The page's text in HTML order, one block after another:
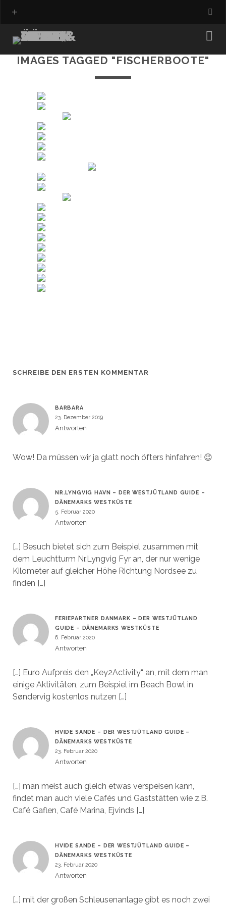
IMAGES TAGGED "FISCHERBOOTE"
SCHREIBE DEN ERSTEN KOMMENTAR
BARBARA
23. Dezember 2019
Antworten
Wow! Da müssen wir ja glatt noch öfters hinfahren! 😉
NR.LYNGVIG HAVN – DER WESTJÜTLAND GUIDE –
DÄNEMARKS WESTKÜSTE
5. Februar 2020
Antworten
[…] Besuch bietet sich zum Beispiel zusammen mit
dem Leuchtturm Nr.Lyngvig Fyr an, der nur wenige
Kilometer auf gleicher Höhe Richtung Nordsee zu
finden […]
FERIEPARTNER DANMARK – DER WESTJÜTLAND
GUIDE – DÄNEMARKS WESTKÜSTE
6. Februar 2020
Antworten
[…] Euro Aufpreis den „Key2Activity“ an, mit dem man
einige Aktivitäten, zum Beispiel im Beach Bowl in
Søndervig kostenlos nutzen […]
HVIDE SANDE – DER WESTJÜTLAND GUIDE –
DÄNEMARKS WESTKÜSTE
23. Februar 2020
Antworten
[…] man meist auch gleich etwas verspeisen kann,
findet man auch viele Cafés und Gaststätten wie z.B.
Café Gaflen, Café Marina, Ejvinds […]
HVIDE SANDE – DER WESTJÜTLAND GUIDE –
DÄNEMARKS WESTKÜSTE
23. Februar 2020
Antworten
[…] mit der großen Schleusenanlage gibt es noch zwei